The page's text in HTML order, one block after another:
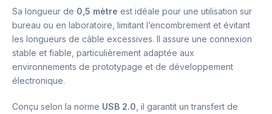
Sa longueur de 0,5 mètre est idéale pour une utilisation sur
bureau ou en laboratoire, limitant l’encombrement et évitant
les longueurs de câble excessives. Il assure une connexion
stable et fiable, particulièrement adaptée aux
environnements de prototypage et de développement
électronique.
Conçu selon la norme USB 2.0 , il garantit un transfert de